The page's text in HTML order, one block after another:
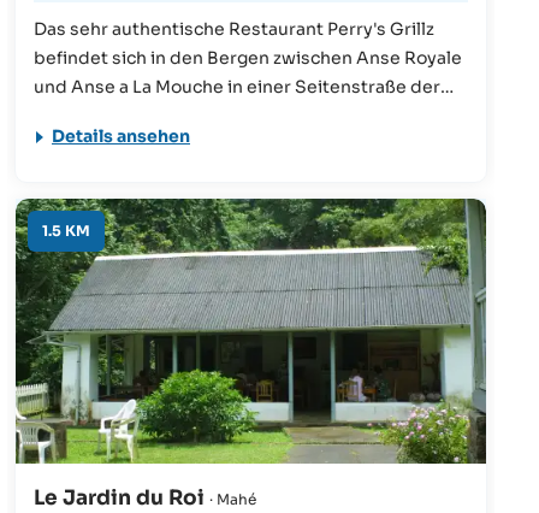
Das sehr authentische Restaurant Perry's Grillz
befindet sich in den Bergen zwischen Anse Royale
und Anse a La Mouche in einer Seitenstraße der
man auf tropische, immergrüne Wälder.
Grillgerichte (BBQ), die auf lokaler Holzkohle
gegrillt werden. Highlight des Restaurants ist auch
der Lieferservice zum Strand (September bis
April). In dieser Zeit können Gäste die immer frisch
zubereiteten Speisen direkt zum Strand geliefert
bekommen. Vorbestellung telefonisch möglich!
Details ansehen
1.5 KM
Le Jardin du Roi · Mahé